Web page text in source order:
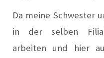
Da meine Schwester
in der selben
arbeiten und hier